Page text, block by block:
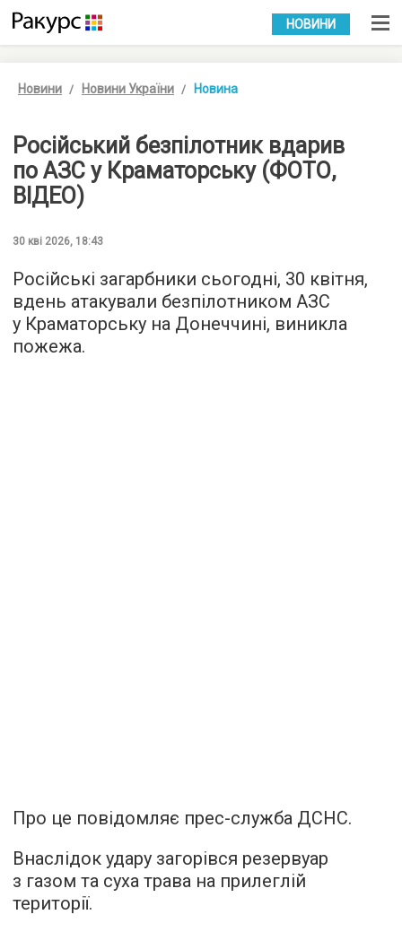
УКР РУС
НОВИНИ
Новини Новини України Новина
Російський безпілотник вдарив
по АЗС у Краматорську (ФОТО,
ВІДЕО)
30 кві 2026, 18:43
Російські загарбники сьогодні, 30 квітня,
вдень атакували безпілотником АЗС
у Краматорську на Донеччині, виникла
пожежа.
Про це повідомляє прес-служба ДСНС.
Внаслідок удару загорівся резервуар
з газом та суха трава на прилеглій
території.